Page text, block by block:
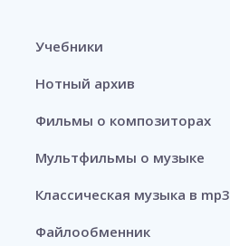
Учебники
Нотный архив
Фильмы о композиторах
Мультфильмы о музыке
Классическая музыка в mp3
Файлообменник